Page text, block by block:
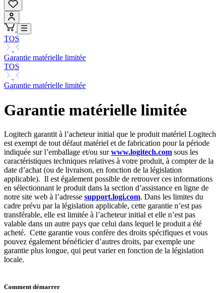
TOS
Garantie matérielle limitée
TOS
Garantie matérielle limitée
Garantie matérielle limitée
Logitech garantit à l’acheteur initial que le produit matériel Logitech
est exempt de tout défaut matériel et de fabrication pour la période
indiquée sur l’emballage et/ou surwww.logitech.com sous les
caractéristiques techniques relatives à votre produit, à compter de la
date d’achat (ou de livraison, en fonction de la législation
applicable). Il est également possible de retrouver ces informations
en sélectionnant le produit dans la section d’assistance en ligne de
notre site web à l’adresse support.logi.com. Dans les limites du
cadre prévu par la législation applicable, cette garantie n’est pas
transférable, elle est limitée à l’acheteur initial et elle n’est pas
valable dans un autre pays que celui dans lequel le produit a été
acheté. Cette garantie vous confère des droits spécifiques et vous
pouvez également bénéficier d’autres droits, par exemple une
garantie plus longue, qui peut varier en fonction de la législation
locale.
Comment démarrer